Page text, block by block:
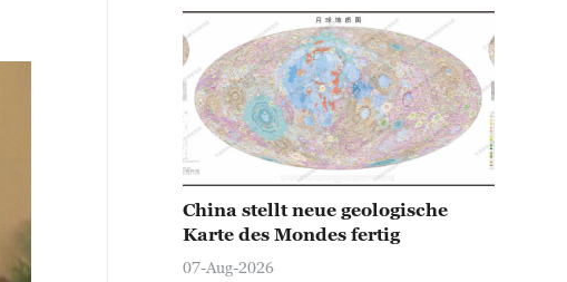
China stellt neue geologische
Karte des Mondes fertig
07-Aug-2026